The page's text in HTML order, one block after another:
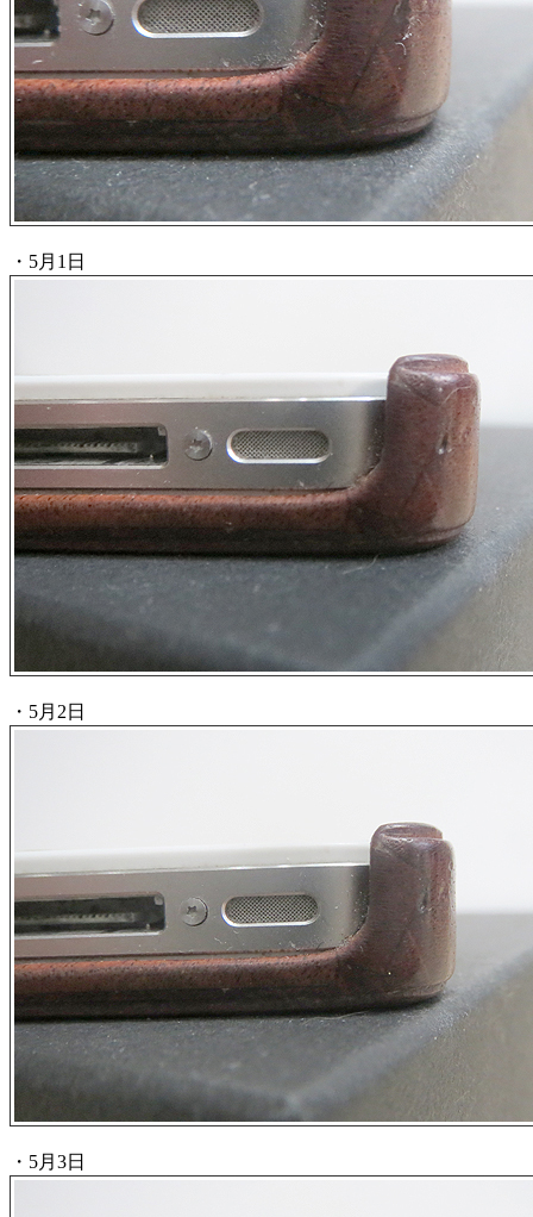
・5月1日
・5月2日
・5月3日